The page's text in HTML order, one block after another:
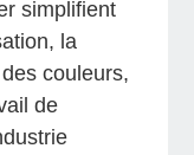
simplifient
la
couleurs,
de